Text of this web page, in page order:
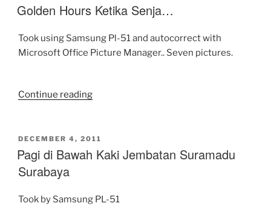
–
&
Ladder
ON
Golden Hours Ketika Senja…
Took using Samsung Pl-51 and autocorrect with
Microsoft Office Picture Manager.. Seven pictures.
Continue reading“Golden
Senja…”
POSTED
ON
DECEMBER 4, 2011
Pagi di Bawah Kaki Jembatan Suramadu
Surabaya
Took by Samsung PL-51